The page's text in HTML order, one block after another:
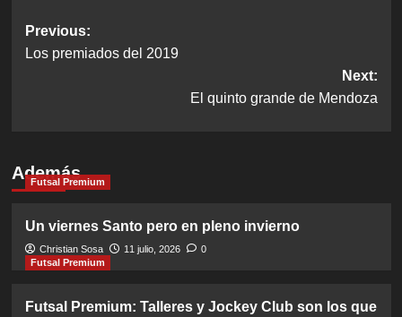
Post
navigation
Previous:
Los premiados del 2019
Next:
El quinto grande de Mendoza
Además
Futsal Premium
Un viernes Santo pero en pleno invierno
Christian Sosa 11 julio, 2026
0
Futsal Premium
Futsal Premium: Talleres y Jockey Club son los que